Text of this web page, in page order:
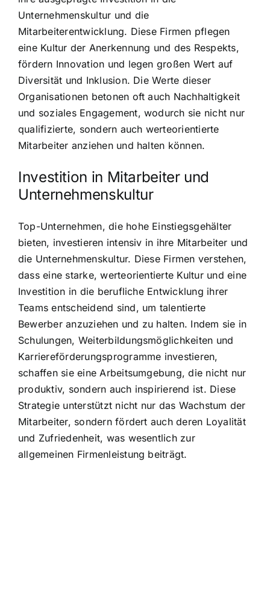
Unternehmenskultur und die
Mitarbeiterentwicklung. Diese Firmen pflegen
eine Kultur der Anerkennung und des Respekts,
fördern Innovation und legen großen Wert auf
Diversität und Inklusion. Die Werte dieser
Organisationen betonen oft auch Nachhaltigkeit
und soziales Engagement, wodurch sie nicht nur
qualifizierte, sondern auch werteorientierte
Mitarbeiter anziehen und halten können.
Investition in Mitarbeiter und
Unternehmenskultur
Top-Unternehmen, die hohe Einstiegsgehälter
bieten, investieren intensiv in ihre Mitarbeiter und
die Unternehmenskultur. Diese Firmen verstehen,
dass eine starke, werteorientierte Kultur und eine
Investition in die berufliche Entwicklung ihrer
Teams entscheidend sind, um talentierte
Bewerber anzuziehen und zu halten. Indem sie in
Schulungen, Weiterbildungsmöglichkeiten und
Karriereförderungsprogramme investieren,
schaffen sie eine Arbeitsumgebung, die nicht nur
produktiv, sondern auch inspirierend ist. Diese
Strategie unterstützt nicht nur das Wachstum der
Mitarbeiter, sondern fördert auch deren Loyalität
und Zufriedenheit, was wesentlich zur
allgemeinen Firmenleistung beiträgt.